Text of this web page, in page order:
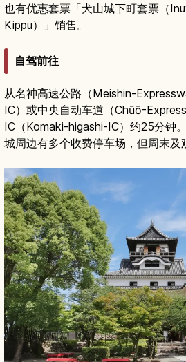
也有优惠套票「犬山城下町套票（
Kippu）」销售。
自驾前往
从名神高速公路（Meishin-
IC）或中央自动车道（Chūō-
IC（Komaki-higashi-IC）约25分钟。
城周边有多个收费停车场，但周末及